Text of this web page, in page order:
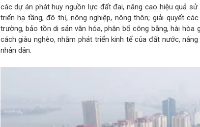
các dự án phát huy nguồn lực đất đai, nâng cao hiệu quả
triển hạ tầng, đô thị, nông nghiệp, nông thôn; giải quyết
trường, bảo tồn di sản văn hóa, phân bổ công bằng, hài
cách giàu nghèo, nhằm phát triển kinh tế của đất nước,
nhân dân.